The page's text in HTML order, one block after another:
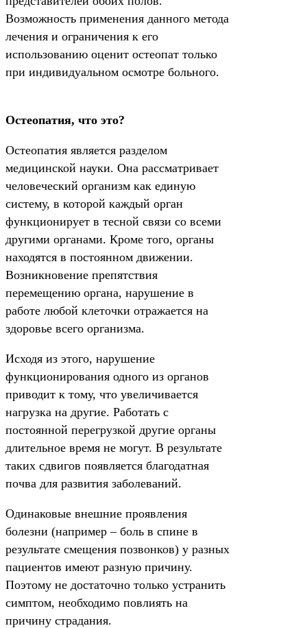
Возможность применения данного метода
лечения и ограничения к его
использованию оценит остеопат только
при индивидуальном осмотре больного.
Остеопатия, что это?
Остеопатия является разделом
медицинской науки. Она рассматривает
человеческий организм как единую
систему, в которой каждый орган
функционирует в тесной связи со всеми
другими органами. Кроме того, органы
находятся в постоянном движении.
Возникновение препятствия
перемещению органа, нарушение в
работе любой клеточки отражается на
здоровье всего организма.
Исходя из этого, нарушение
функционирования одного из органов
приводит к тому, что увеличивается
нагрузка на другие. Работать с
постоянной перегрузкой другие органы
длительное время не могут. В результате
таких сдвигов появляется благодатная
почва для развития заболеваний.
Одинаковые внешние проявления
болезни (например – боль в спине в
результате смещения позвонков) у разных
пациентов имеют разную причину.
Поэтому не достаточно только устранить
симптом, необходимо повлиять на
причину страдания.